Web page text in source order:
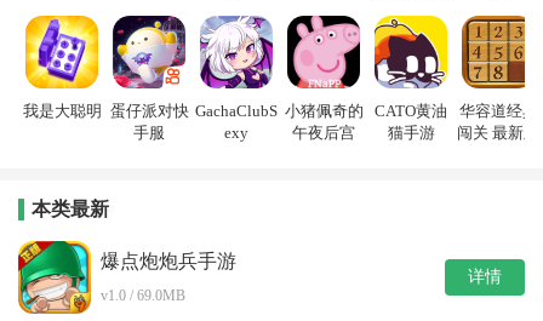
我是大聪明 蛋仔派对快
手服
GachaClubS
exy
小猪佩奇的
午夜后宫
CATO黄油
猫手游
华容道经典
闯关 最新版
本类最新
爆点炮炮兵手游
v1.0 / 69.0MB
详情